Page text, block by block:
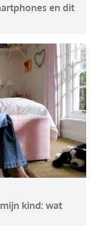
en dit
kind: wat